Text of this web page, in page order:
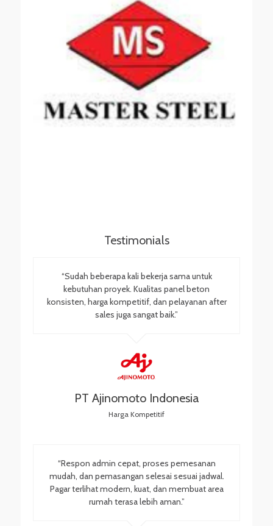
Testimonials
“Sudah beberapa kali bekerja sama untuk
kebutuhan proyek. Kualitas panel beton
konsisten, harga kompetitif, dan pelayanan after
sales juga sangat baik.”
PT Ajinomoto Indonesia
Harga Kompetitif
“Respon admin cepat, proses pemesanan
mudah, dan pemasangan selesai sesuai jadwal.
Pagar terlihat modern, kuat, dan membuat area
rumah terasa lebih aman.”